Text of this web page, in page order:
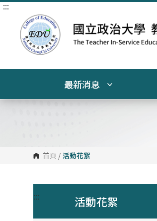
跳
:::
最新消息
首頁 / 活動花絮
活動花絮
:::